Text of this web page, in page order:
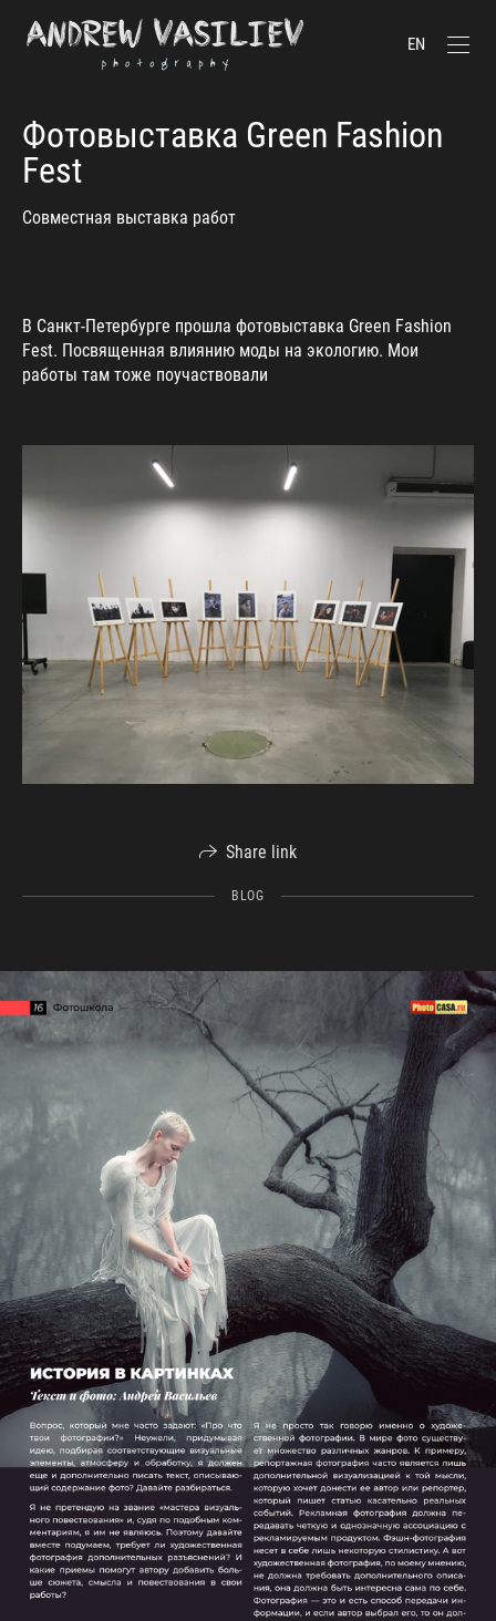
EN
Фотовыставка Green Fashion
Fest
Совместная выставка работ
В Санкт-Петербурге прошла фотовыставка Green Fashion
Fest. Посвященная влиянию моды на экологию. Мои
работы там тоже поучаствовали
Share link
BLOG